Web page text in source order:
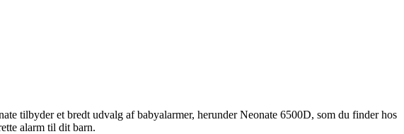
tilbyder et bredt udvalg af babyalarmer, herunder Neonate 6500D, som du finder hos
alarm til dit barn.